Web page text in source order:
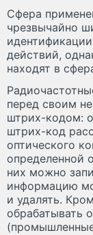
Сфера
чрезвычайно
действий,
находят в
перед своим
штрих-кодом:
штрих-код
оптического
определенной
них можно
информацию
и удалять.
обрабатывать